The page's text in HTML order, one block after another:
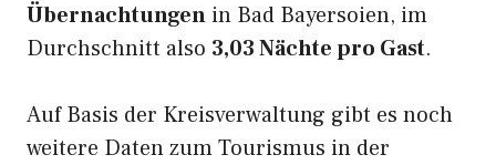
Übernachtungen in Bad Bayersoien, im
Durchschnitt also 3,03 Nächte pro Gast.
Auf Basis der Kreisverwaltung gibt es noch
weitere Daten zum Tourismus in der